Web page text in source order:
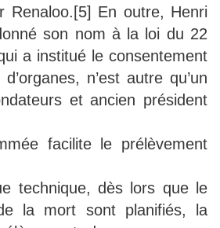
Renaloo.[5] En outre, Henri
son nom à la loi du 22
a institué le consentement
n’est autre qu’un
et ancien président
facilite le prélèvement
technique, dès lors que le
la mort sont planifiés, la